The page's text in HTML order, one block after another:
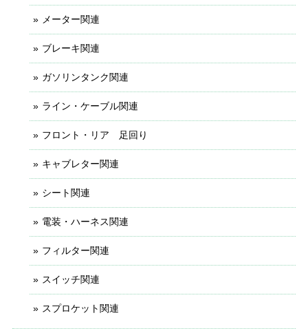
メーター関連
ブレーキ関連
ガソリンタンク関連
ライン・ケーブル関連
フロント・リア 足回り
キャブレター関連
シート関連
電装・ハーネス関連
フィルター関連
スイッチ関連
スプロケット関連